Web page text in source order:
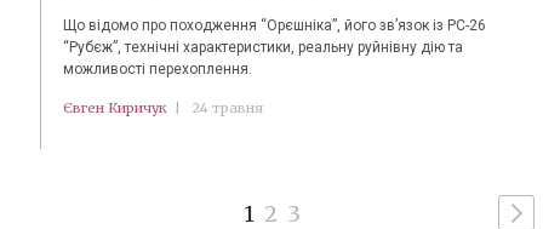
Що відомо про походження “Орєшніка”, його зв’язок із РС-26
“Рубєж”, технічні характеристики, реальну руйнівну дію та
можливості перехоплення.
Євген Киричук 24 травня
1 2 3